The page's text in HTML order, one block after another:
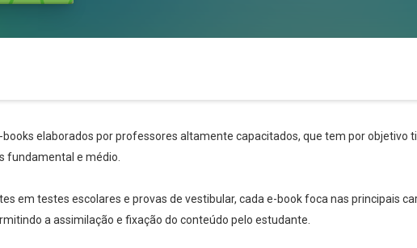
books elaborados por professores altamente capacitados, que tem por objetivo
fundamental e médio.
em testes escolares e provas de vestibular, cada e-book foca nas principais
a assimilação e fixação do conteúdo pelo estudante.